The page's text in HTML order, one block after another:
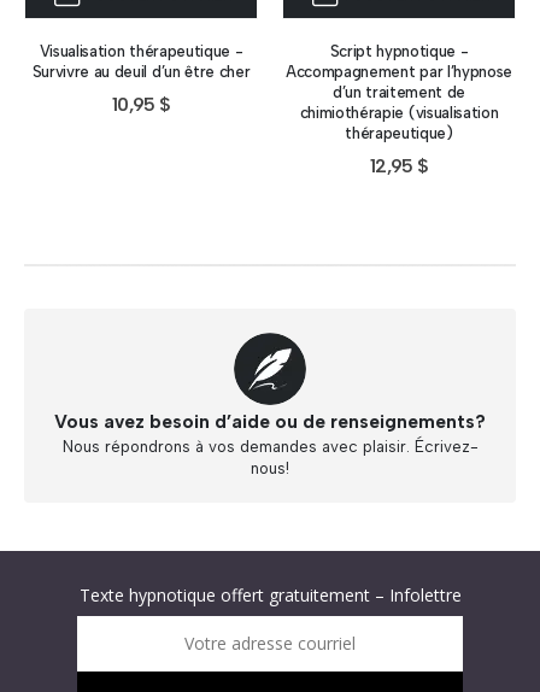
Visualisation thérapeutique -
Survivre au deuil d’un être cher
10,95 $
Script hypnotique -
Accompagnement par l’hypnose
d’un traitement de
chimiothérapie (visualisation
thérapeutique)
12,95 $
Vous avez besoin d’aide ou de renseignements?
Nous répondrons à vos demandes avec plaisir. Écrivez-
nous!
Texte hypnotique offert gratuitement – Infolettre
Infolettre : obtenez un MP3 d’hypnose gratuit !
Votre adresse courriel